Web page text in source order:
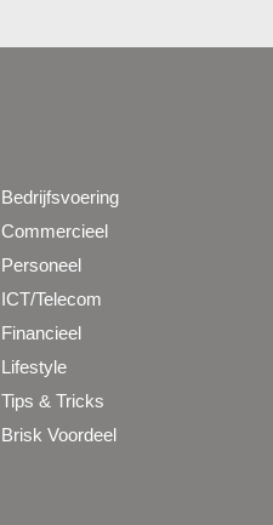
Bedrijfsvoering
Commercieel
Personeel
ICT/Telecom
Financieel
Lifestyle
Tips & Tricks
Brisk Voordeel